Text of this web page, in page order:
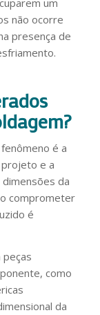
não ocorre
presença de
é a
e a
da
comprometer
é
como
da